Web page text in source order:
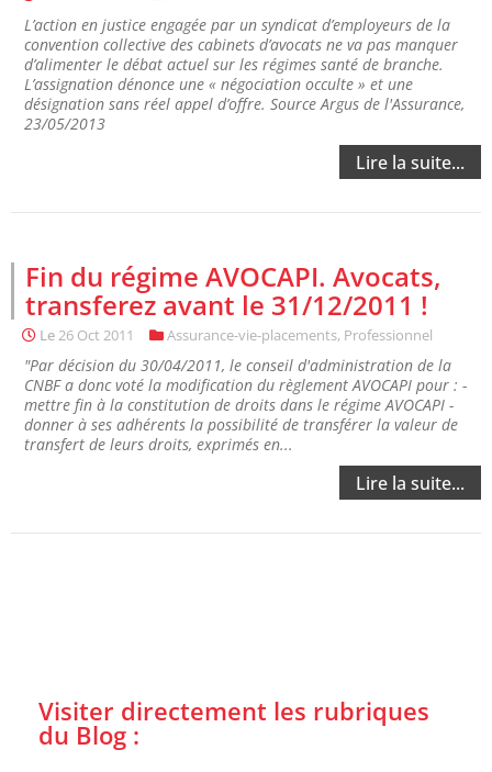
L’action en justice engagée par un syndicat d’employeurs de la
convention collective des cabinets d’avocats ne va pas manquer
d’alimenter le débat actuel sur les régimes santé de branche.
L’assignation dénonce une « négociation occulte » et une
désignation sans réel appel d’offre. Source Argus de l'Assurance,
23/05/2013
Lire la suite...
Fin du régime AVOCAPI. Avocats,
transferez avant le 31/12/2011 !
Le26 Oct 2011 Assurance-vie-placements, Professionnel
"Par décision du 30/04/2011, le conseil d'administration de la
CNBF a donc voté la modification du règlement AVOCAPI pour : -
mettre fin à la constitution de droits dans le régime AVOCAPI -
donner à ses adhérents la possibilité de transférer la valeur de
transfert de leurs droits, exprimés en...
Lire la suite...
Visiter directement les rubriques
du Blog :